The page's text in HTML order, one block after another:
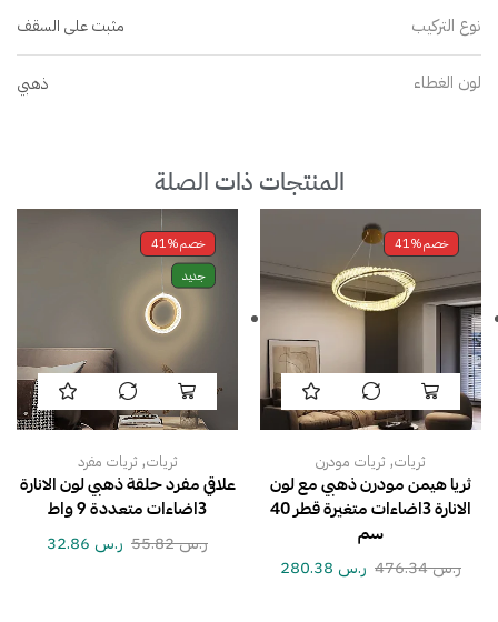
نوع التركيب مثبت على السقف
لون الغطاء ذهبي
المنتجات ذات الصلة
خصم41%
ثريات, ثريات مودرن
ثريا هيمن مودرن ذهبي مع لون
الانارة 3اضاءات متغيرة قطر 40
سم
ر.س476.34 ر.س
خصم41%
جديد
ثريات, ثريات مفرد
علاقي مفرد حلقة ذهبي لون الانارة
3اضاءات متعددة 9 واط
ر.س55.82 ر.س